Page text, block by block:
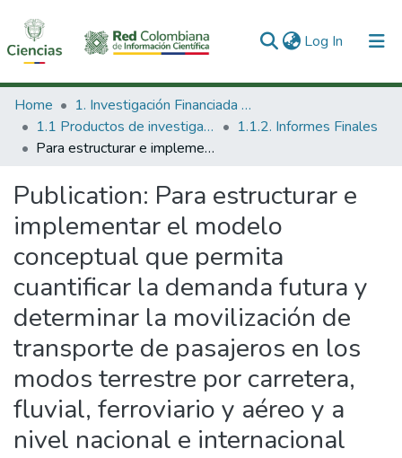
Log In (current)
Communities & Collections
All of DSpace
Home
1. Investigación Financiada con Recursos Públicos
1.1 Productos de investigación
1.1.2. Informes Finales
Para estructurar e implementar el modelo conceptual que permita cuantificar la demanda futura y determinar la movilización de transporte de pasajeros en los modos terrestre por carretera, fluvial, ferroviario y aéreo y a nivel nacional e internacional
Publication: Para estructurar e
implementar el modelo
conceptual que permita
cuantificar la demanda futura y
determinar la movilización de
transporte de pasajeros en los
modos terrestre por carretera,
fluvial, ferroviario y aéreo y a
nivel nacional e internacional